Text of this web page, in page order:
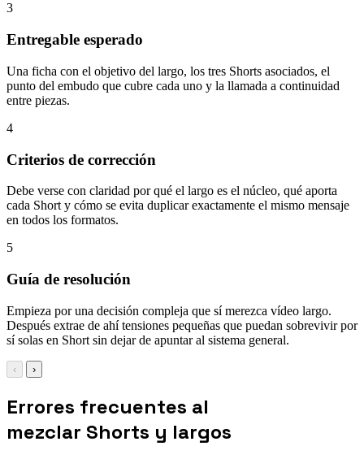
3
Entregable esperado
Una ficha con el objetivo del largo, los tres Shorts asociados, el
punto del embudo que cubre cada uno y la llamada a continuidad
entre piezas.
4
Criterios de corrección
Debe verse con claridad por qué el largo es el núcleo, qué aporta
cada Short y cómo se evita duplicar exactamente el mismo mensaje
en todos los formatos.
5
Guía de resolución
Empieza por una decisión compleja que sí merezca vídeo largo.
Después extrae de ahí tensiones pequeñas que puedan sobrevivir por
sí solas en Short sin dejar de apuntar al sistema general.
‹ ›
Errores frecuentes al
mezclar Shorts y largos